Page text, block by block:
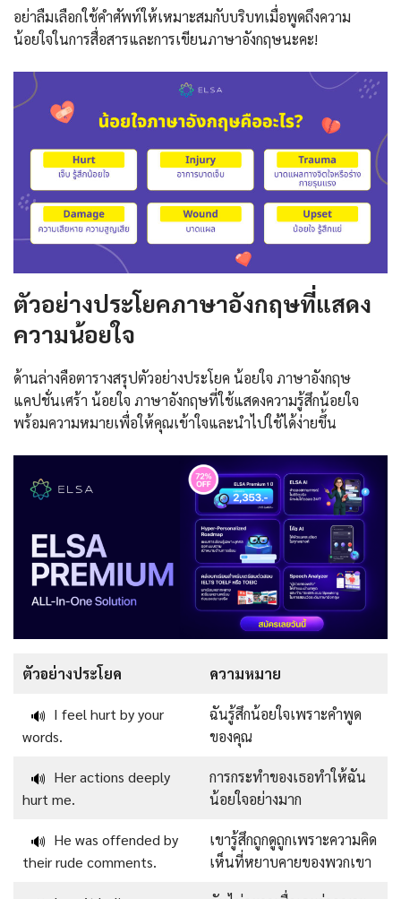
อย่าลืมเลือกใช้คำศัพท์ให้เหมาะสมกับบริบทเมื่อพูดถึงความ
น้อยใจในการสื่อสารและการเขียนภาษาอังกฤษนะคะ!
ตัวอย่างประโยคภาษาอังกฤษที่แสดง
ความน้อยใจ
ด้านล่างคือตารางสรุปตัวอย่างประโยค น้อยใจ ภาษาอังกฤษ
แคปชั่นเศร้า น้อยใจ ภาษาอังกฤษที่ใช้แสดงความรู้สึกน้อยใจ
พร้อมความหมายเพื่อให้คุณเข้าใจและนำไปใช้ได้ง่ายขึ้น
ตัวอย่างประโยค ความหมาย
🔊 I feel hurt by your
words.
ฉันรู้สึกน้อยใจเพราะคำพูด
ของคุณ
🔊 Her actions deeply
hurt me.
การกระทำของเธอทำให้ฉัน
น้อยใจอย่างมาก
🔊 He was offended by
their rude comments.
เขารู้สึกถูกดูถูกเพราะความคิด
เห็นที่หยาบคายของพวกเขา